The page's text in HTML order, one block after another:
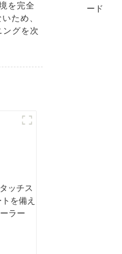
を完全
ため、
グを次